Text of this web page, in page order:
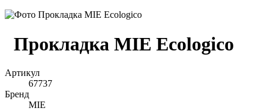
Прокладка MIE Ecologico
Артикул
67737
Бренд
MIE